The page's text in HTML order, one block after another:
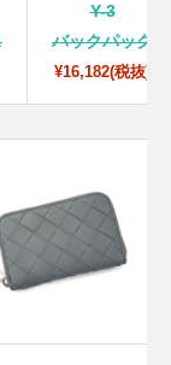
Y-3
バックパック
¥16,182(税抜)